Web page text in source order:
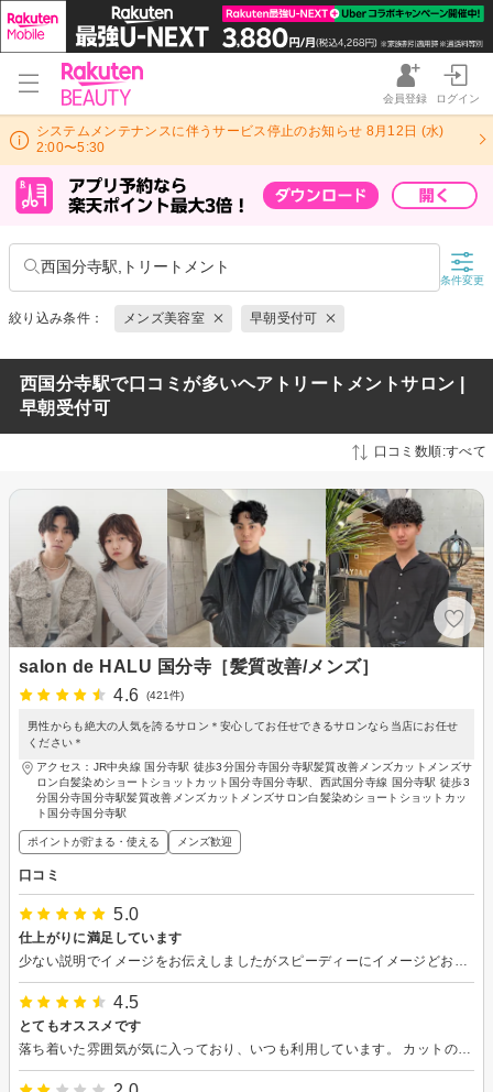
会員登録 ログイン
システムメンテナンスに伴うサービス停止のお知らせ 8月12日 (水)
2:00〜5:30
西国分寺駅,トリートメント
条件変更
絞り込み条件： メンズ美容室 早朝受付可
西国分寺駅で口コミが多いヘアトリートメントサロン |
早朝受付可
口コミ数順:すべて
salon de HALU 国分寺［髪質改善/メンズ］
4.6
(421件)
男性からも絶大の人気を誇るサロン＊安心してお任せできるサロンなら当店にお任せ
ください＊
アクセス：JR中央線 国分寺駅 徒歩3分国分寺国分寺駅髪質改善メンズカットメンズサ
ロン白髪染めショートショットカット国分寺国分寺駅、西武国分寺線 国分寺駅 徒歩3
分国分寺国分寺駅髪質改善メンズカットメンズサロン白髪染めショートショットカッ
ト国分寺国分寺駅
ポイントが貯まる・使える メンズ歓迎
口コミ
5.0
仕上がりに満足しています
4.5
とてもオススメです
落ち着いた雰囲気が気に入っており、いつも利用しています。 カットの仕上がりも満足です。